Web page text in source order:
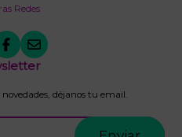
Redes
déjanos tu email.